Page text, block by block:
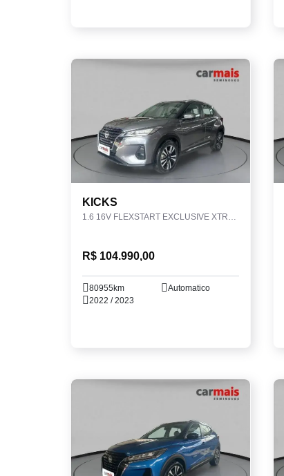
KICKS
1.6 16V FLEXSTART EXCLUSIVE XTRONIC
R$ 104.990,00
80955km
Automatico
2022 / 2023